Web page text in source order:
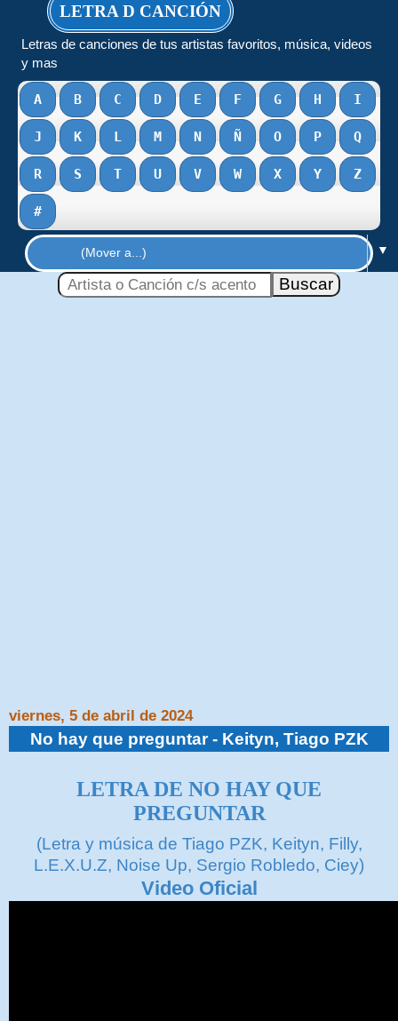
LETRA D CANCIÓN
Letras de canciones de tus artistas favoritos, música, videos
y mas
A B C D E F G H I
J K L M N Ñ O P Q
R S T U V W X Y Z
#
▼
viernes, 5 de abril de 2024
No hay que preguntar - Keityn, Tiago PZK
LETRA DE NO HAY QUE
PREGUNTAR
(Letra y música de Tiago PZK, Keityn, Filly,
L.E.X.U.Z, Noise Up, Sergio Robledo, Ciey)
Video Oficial